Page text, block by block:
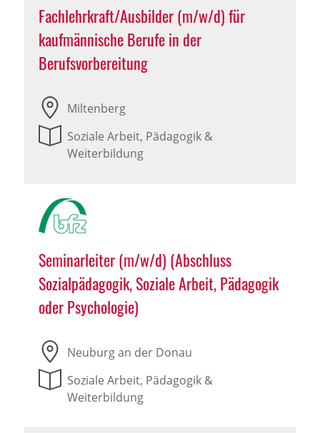
Fachlehrkraft/Ausbilder (m/w/d) für
kaufmännische Berufe in der
Berufsvorbereitung
Miltenberg
Soziale Arbeit, Pädagogik &
Weiterbildung
Seminarleiter (m/w/d) (Abschluss
Sozialpädagogik, Soziale Arbeit, Pädagogik
oder Psychologie)
Neuburg an der Donau
Soziale Arbeit, Pädagogik &
Weiterbildung